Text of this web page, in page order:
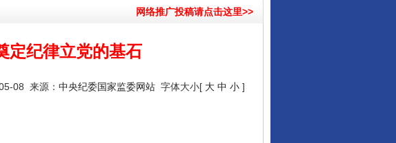
网络推广投稿请点击这里>>
纪律立党的基石
08 来源： 中央纪委国家监委网站 字体大小[ 大 中 小 ]